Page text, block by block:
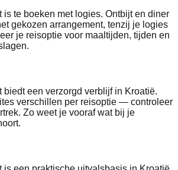
is te boeken met logies. Ontbijt en diner
gekozen arrangement, tenzij je logies
je reisoptie voor maaltijden, tijden en
biedt een verzorgd verblijf in Kroatië.
verschillen per reisoptie — controleer
Zo weet je vooraf wat bij je